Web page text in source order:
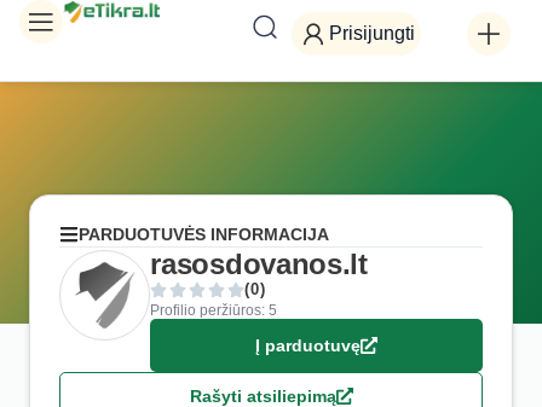
Prisijungti
PARDUOTUVĖS INFORMACIJA
rasosdovanos.lt
(0)
Profilio peržiūros: 5
Į parduotuvę
Rašyti atsiliepimą